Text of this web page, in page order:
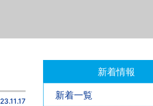
新着情報
新着一覧